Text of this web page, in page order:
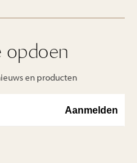
opdoen
en producten